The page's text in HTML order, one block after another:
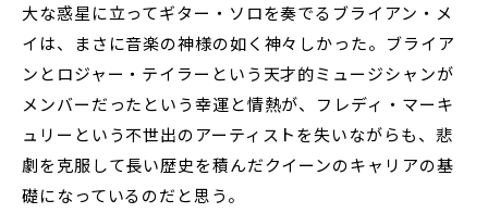
大な惑星に立ってギター・ソロを奏でるブライアン・メ
イは、まさに音楽の神様の如く神々しかった。ブライア
ンとロジャー・テイラーという天才的ミュージシャンが
メンバーだったという幸運と情熱が、フレディ・マーキ
ュリーという不世出のアーティストを失いながらも、悲
劇を克服して長い歴史を積んだクイーンのキャリアの基
礎になっているのだと思う。